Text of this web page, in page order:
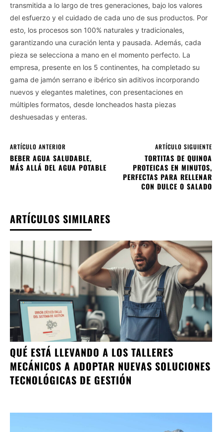
transmitida a lo largo de tres generaciones, bajo los valores
del esfuerzo y el cuidado de cada uno de sus productos. Por
esto, los procesos son 100% naturales y tradicionales,
garantizando una curación lenta y pausada. Además, cada
pieza se selecciona a mano en el momento perfecto. La
empresa, presente en los 5 continentes, ha completado su
gama de jamón serrano e ibérico sin aditivos incorporando
nuevos y elegantes maletines, con presentaciones en
múltiples formatos, desde loncheados hasta piezas
deshuesadas y enteras.
ARTÍCULO ANTERIOR
BEBER AGUA SALUDABLE,
MÁS ALLÁ DEL AGUA POTABLE
ARTÍCULO SIGUIENTE
TORTITAS DE QUINOA
PROTEICAS EN MINUTOS,
PERFECTAS PARA RELLENAR
CON DULCE O SALADO
ARTÍCULOS SIMILARES
QUÉ ESTÁ LLEVANDO A LOS TALLERES
MECÁNICOS A ADOPTAR NUEVAS SOLUCIONES
TECNOLÓGICAS DE GESTIÓN